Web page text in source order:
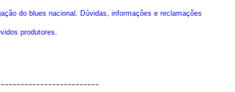
do blues nacional. Dúvidas, informações e reclamações
produtores.